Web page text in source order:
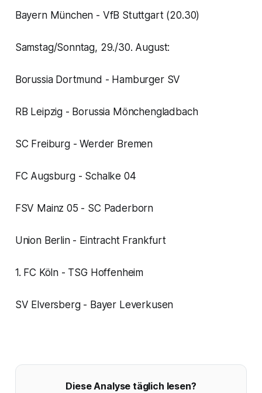
Bayern München - VfB Stuttgart (20.30)
Samstag/Sonntag, 29./30. August:
Borussia Dortmund - Hamburger SV
RB Leipzig - Borussia Mönchengladbach
SC Freiburg - Werder Bremen
FC Augsburg - Schalke 04
FSV Mainz 05 - SC Paderborn
Union Berlin - Eintracht Frankfurt
1. FC Köln - TSG Hoffenheim
SV Elversberg - Bayer Leverkusen
Diese Analyse täglich lesen?